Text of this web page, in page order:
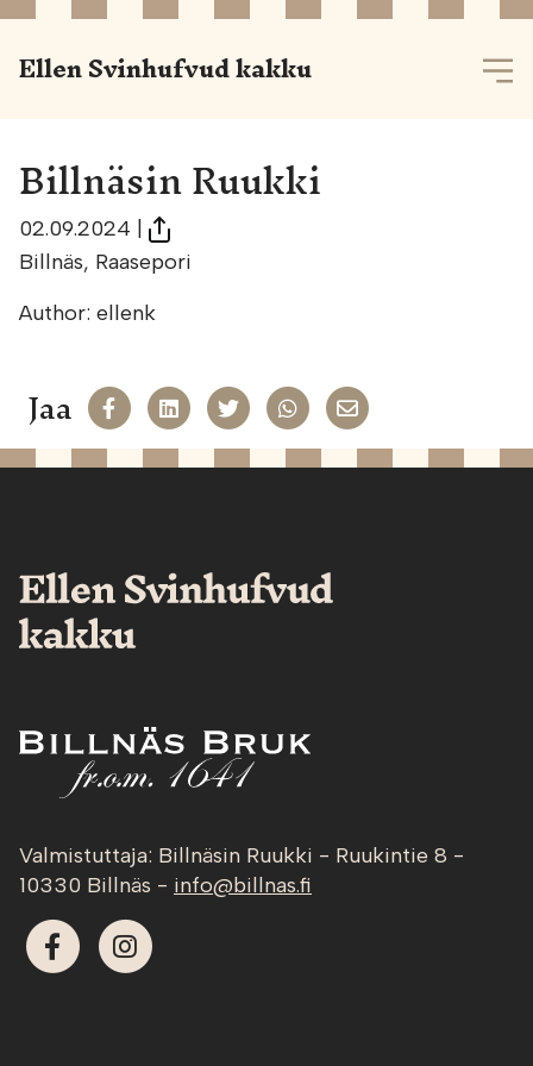
Ellen Svinhufvud kakku
Billnäsin Ruukki
02.09.2024
Billnäs, Raasepori
Author: ellenk
Jaa Jaa Facekookiin
Share on LinkedIn
Jaa TwitteriinJaa WhatsAppiin
Valmistuttaja: Billnäsin Ruukki - Ruukintie 8 -
10330 Billnäs - info@billnas.fi
Facebook